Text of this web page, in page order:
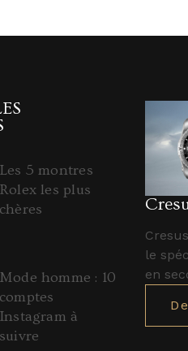
Les 5 montres
Rolex les plus
chères
Mode homme : 10
comptes
Instagram à
suivre
le
en